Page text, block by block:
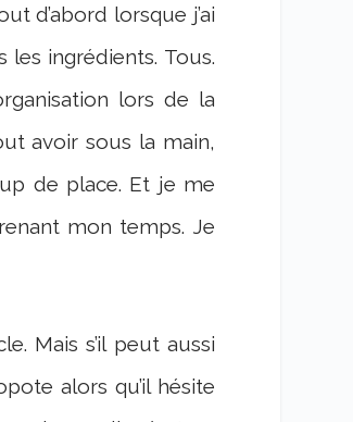
d’abord lorsque j’ai
ingrédients. Tous.
lors de la
avoir sous la main,
de place. Et je me
mon temps. Je
Mais s’il peut aussi
alors qu’il hésite